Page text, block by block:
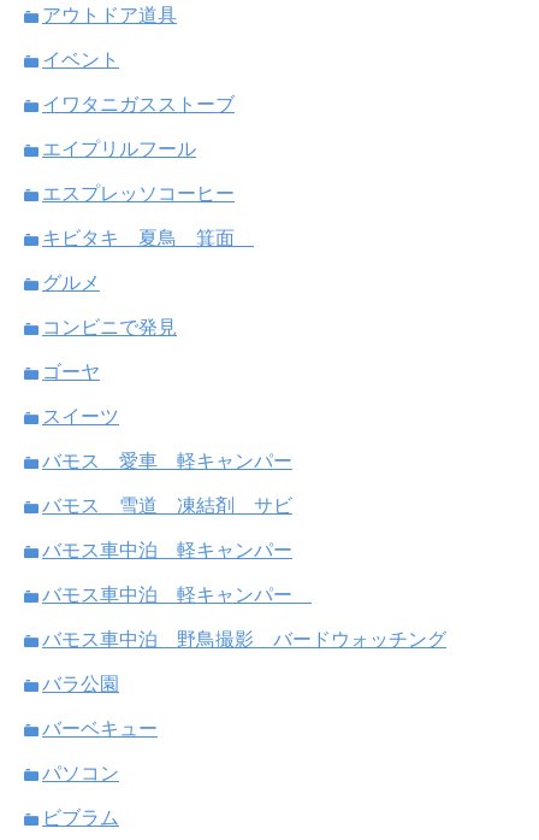
アウトドア道具
イベント
イワタニガスストーブ
エイプリルフール
エスプレッソコーヒー
キビタキ 夏鳥 箕面
グルメ
コンビニで発見
ゴーヤ
スイーツ
バモス 愛車 軽キャンパー
バモス 雪道 凍結剤 サビ
バモス車中泊 軽キャンパー
バモス車中泊 軽キャンパー
バモス車中泊 野鳥撮影 バードウォッチング
バラ公園
バーベキュー
パソコン
ビブラム